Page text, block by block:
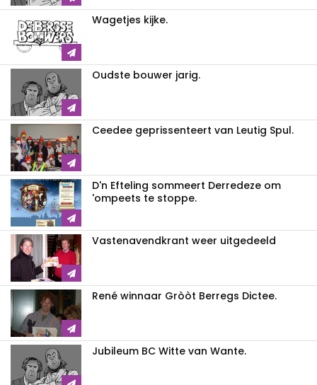
Wagetjes kijke.
Oudste bouwer jarig.
Ceedee geprissenteert van Leutig Spul.
D'n Efteling sommeert Derredeze om
'ompeets te stoppe.
Vastenavendkrant weer uitgedeeld
René winnaar Gròòt Berregs Dictee.
Jubileum BC Witte van Wante.